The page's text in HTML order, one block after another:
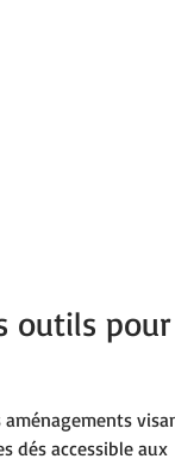
outils pour